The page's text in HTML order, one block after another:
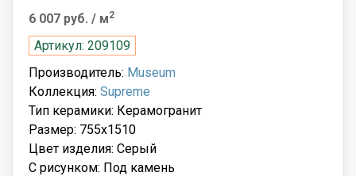
6 007 руб. / м2
Артикул: 209109
Производитель: Museum
Коллекция: Supreme
Тип керамики: Керамогранит
Размер: 755x1510
Цвет изделия: Серый
С рисунком: Под камень